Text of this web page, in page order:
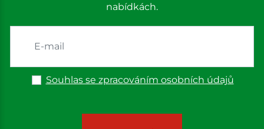
nabídkách.
Souhlas se zpracováním osobních údajů